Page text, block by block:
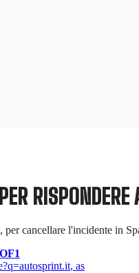
RISPONDERE
cancellare l'incidente in
F1
, as